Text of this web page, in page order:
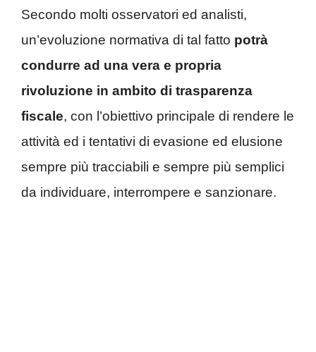
Secondo molti osservatori ed analisti,
un’evoluzione normativa di tal fatto potrà
condurre ad una vera e propria
rivoluzione in ambito di trasparenza
fiscale, con l’obiettivo principale di rendere le
attività ed i tentativi di evasione ed elusione
sempre più tracciabili e sempre più semplici
da individuare, interrompere e sanzionare.